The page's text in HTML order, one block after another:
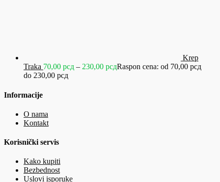
Krep
Traka 70,00 рсд – 230,00 рсдRaspon cena: od 70,00 рсд
do 230,00 рсд
Informacije
O nama
Kontakt
Korisnički servis
Kako kupiti
Bezbednost
Uslovi isporuke